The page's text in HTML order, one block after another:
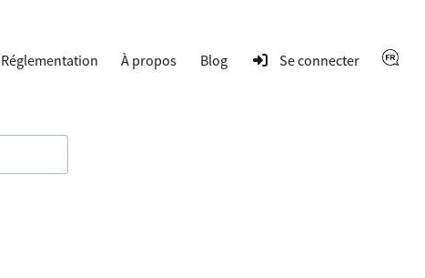
Réglementation À propos Blog Se connecter